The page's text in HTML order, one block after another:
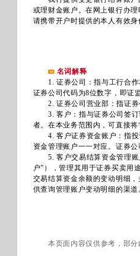
或理财金账户。在网上银行办
请携带开户时提供的本人有效
名词解释
1. 证券公司：指与工行合作
证券公司代码为8位数字，即证
2. 证券公司营业部：指证券
3. 客户：指与证券公司签订
者。在本业务范围内，可直接将
4. 客户证券资金账户：指投
资金管理账户一一对应。证券
5. 客户交易结算资金管理账
户”），管理其用于证券买卖用
交易结算资金余额的变动明细
供查询管理账户变动明细的渠道
本页面内容仅供参考，部